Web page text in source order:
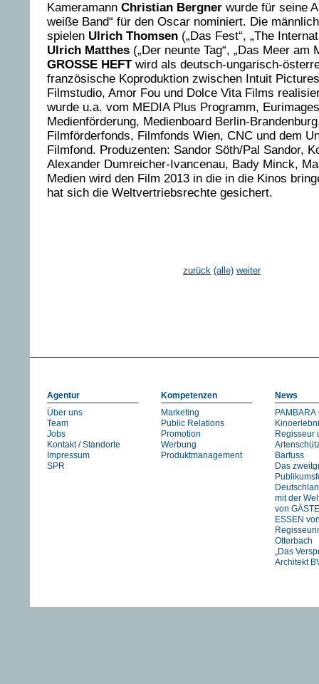
Kameramann Christian Bergner wurde für seine
weiße Band“ für den Oscar nominiert. Die
spielen Ulrich Thomsen („Das Fest“, „The
Ulrich Matthes („Der neunte Tag“, „Das Meer am
GROSSE HEFTwird als deutsch-ungarisch-
französische Koproduktion zwischen Intuit
Filmstudio, Amor Fou und Dolce Vita Films
wurde u.a. vom MEDIA Plus Programm,
Medienförderung, Medienboard Berlin-
Filmförderfonds, Filmfonds Wien, CNC und dem
Filmfond. Produzenten: Sandor Söth/Pal Sandor,
Alexander Dumreicher-Ivancenau, Bady Minck,
Medien wird den Film 2013 in die in die Kinos
hat sich die Weltvertriebsrechte gesichert.
zurück (alle) weiter
Agentur
Über uns
Team
Jobs
Kontakt / Standorte
Impressum
SPR
Kompetenzen
Marketing
Public Relations
Promotion
Werbung
Produktmanagement
News
Regisseur
Barfuss
Das
mit der
von
ESSEN
Otterbach
„Das
Architekt
exklusiv in